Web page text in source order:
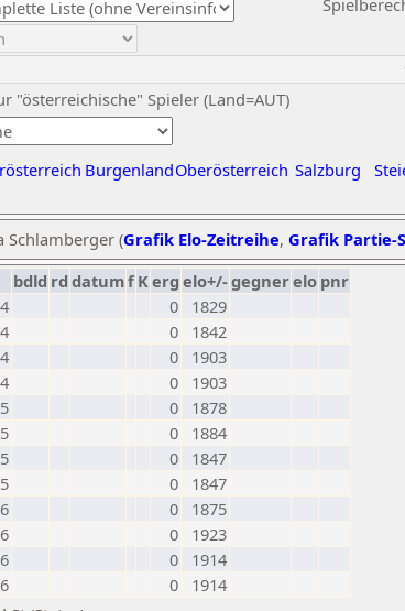
"österreichische" Spieler (Land=AUT)
BurgenlandOberösterreich Salzburg
Schlamberger (Grafik Elo-Zeitreihe, Grafik Partie-
bdld rd datumf Kerg elo+/-gegnerelo pnr
0
1829
0
1842
0
1903
0
1903
0
1878
0
1884
0
1847
0
1847
0
1875
0
1923
0
1914
0
1914